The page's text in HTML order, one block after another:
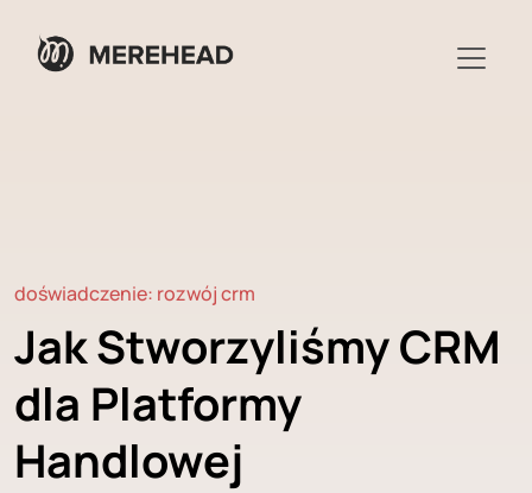
doświadczenie: rozwój crm
Jak Stworzyliśmy CRM
dla Platformy
Handlowej